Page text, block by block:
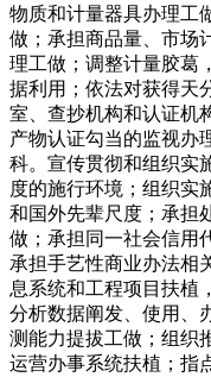
物质和计量器具办理工
做；承担商品量、市场
理工做；调整计量胶葛
据利用；依法对获得天
室、查抄机构和认证机
产物认证勾当的监视办
科。宣传贯彻和组织实
度的施行环境；组织实
和国外先辈尺度；承担
做；承担同一社会信用
承担手艺性商业办法相
息系统和工程项目扶植
分析数据阐发、使用、
测能力提拔工做；组织
运营办事系统扶植；指